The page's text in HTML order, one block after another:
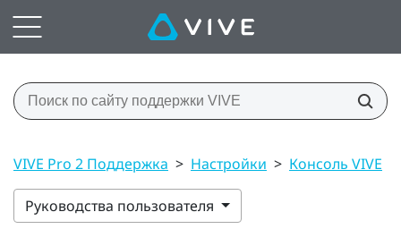
VIVE Pro 2 Поддержка > Настройки > Консоль VIVE
Руководства пользователя